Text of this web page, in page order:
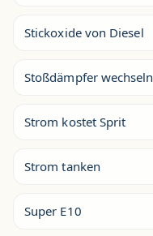
Stickoxide von Diesel
Stoßdämpfer wechseln
Strom kostet Sprit
Strom tanken
Super E10